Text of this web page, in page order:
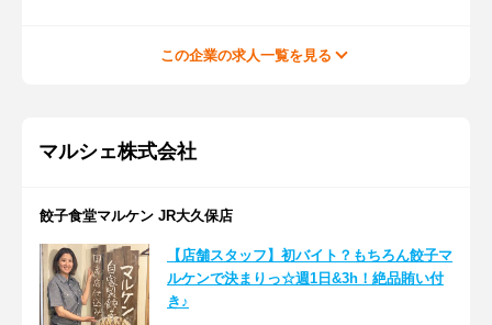
この企業の求人一覧を見る
マルシェ株式会社
餃子食堂マルケン JR大久保店
【店舗スタッフ】初バイト？もちろん餃子マ
ルケンで決まりっ☆週1日&3h！絶品賄い付
き♪